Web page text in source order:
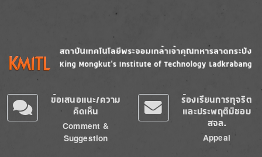
Image
ข้อเสนอแนะ/ความ
คิดเห็น
Comment &
Suggestion
ร้องเรียนการทุจริต
และประพฤติมิชอบ
สจล.
Appeal